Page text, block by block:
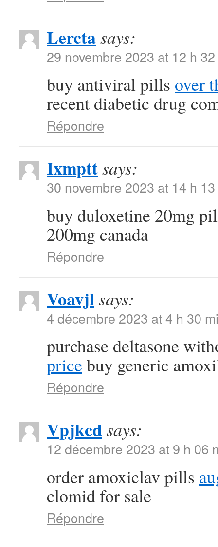
Lerctasays:
29 novembre 2023 at 12 h
buy antiviral pills over
recent diabetic drug
Répondre
Ixmpttsays:
30 novembre 2023 at 14 h
buy duloxetine 20mg
200mg canada
Répondre
Voavjlsays:
4 décembre 2023 at 4 h 30
purchase deltasone
price buy generic
Répondre
Vpjkcdsays:
12 décembre 2023 at 9 h 06
order amoxiclav pills
clomid for sale
Répondre